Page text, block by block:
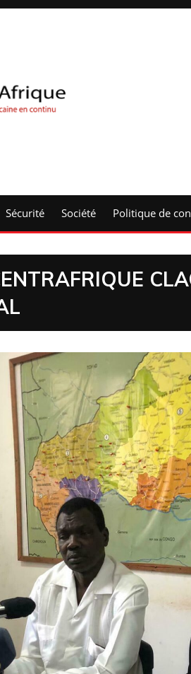
Sécurité Société Politique de